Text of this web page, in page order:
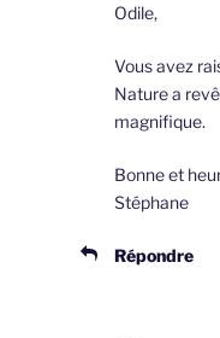
Odile,
Vous avez
Nature a
magnifique.
Bonne et
Stéphane
Répondre